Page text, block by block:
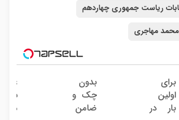
ریاست جمهوری چهاردهم
محمد مهاجری
برای
اولین
بار در
بدون
چک و
ضامن
عضو